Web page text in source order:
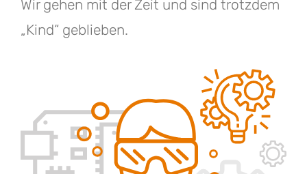
Wir gehen mit der Zeit und sind trotzdem
„Kind“ geblieben.